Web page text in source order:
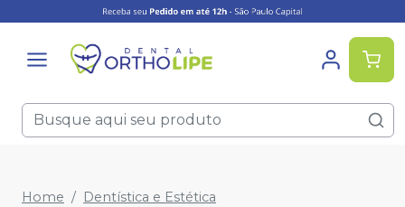
Home
Dentística e Estética